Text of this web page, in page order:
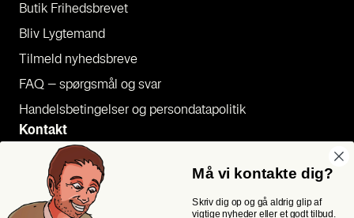
Butik Fri­heds­bre­vet
Bliv Lyg­te­mand
Til­meld nyheds­bre­ve
FAQ – spørgs­mål og svar
Han­dels­be­tin­gel­ser og per­son­da­ta­po­li­tik
Kon­takt
Pres­se
Send et tip
Kon­takt os
Må vi kontakte dig?
Skriv dig op og gå aldrig glip af
vigtige nyheder eller et godt tilbud.